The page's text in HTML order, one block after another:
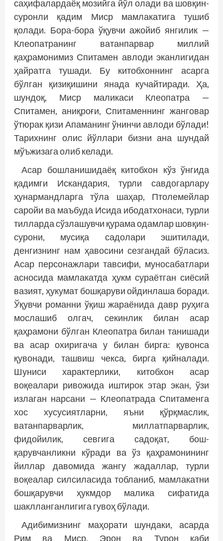
саҳифалардаёқ мозийга йўл олади ва шовқин-
суронли қадим Миср мамлакатига тушиб
қолади. Бора-бора ўқувчи ажойиб янгилик —
Клеопатранинг ватанпарвар миллий
қаҳрамонимиз Спитамен авлоди эканлигидан
ҳайратга тушади. Бу китобхоннинг асарга
бўлган қизиқишини янада кучайтиради. Ҳа,
шундоқ, Миср маликаси Клеопатра —
Спитамен, аниқроғи, Спитаменнинг жанговар
ўтюрак қизи Апаманинг ўнинчи авлоди бўлади!
Тарихнинг олис йўллари бизни ана шундай
мўъжизага олиб келади.
Асар бошланишидаёқ китобхон кўз ўнгида
қадимги Искандария, турли савдогарлару
ҳунармандларга тўла шаҳар, Птолемейлар
саройи ва маъбуда Исида ибодатхонаси, турли
тилларда сўзлашувчи қурама одамлар шовқин-
сурони, мусиқа садолари эшитилади,
денгизнинг нам ҳавосини сезгандай бўласиз.
Асар персонажлари тавсифи, муносабатлари
асносида мамлакатда ҳукм сураётган сиёсий
вазият, ҳукумат бошқаруви ойдинлаша боради.
Ўқувчи романни ўқиш жараёнида давр руҳига
мослашиб олгач, секинлик билан асар
қаҳрамони бўлган Клеопатра билан танишади
ва асар охиригача у билан бирга: қувонса
қувонади, ташвиш чекса, бирга қийналади.
Шуниси характерлики, китобхон асар
воқеалари ривожида иштирок этар экан, ўзи
излаган нарсани — Клеопатрада Спитаменга
хос хусусиятларни, яъни қўрқмаслик,
ватанпарварлик, миллатпарварлик,
фидойилик, севгига садоқат, бош­
қарувчанликни кўради ва ўз қаҳрамонининг
йиллар давомида жангу жадаллар, турли
воқеалар силсиласида тобланиб, мамлакатни
бошқарувчи ҳукмдор малика сифатида
шаклланганлигига гувоҳ бўлади.
Адибимизнинг маҳорати шундаки, асарда
Рим ва Миср, Эрон ва Турон каби